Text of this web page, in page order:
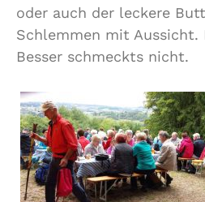
oder auch der leckere
Schlemmen mit Aussicht.
Besser schmeckts nicht.